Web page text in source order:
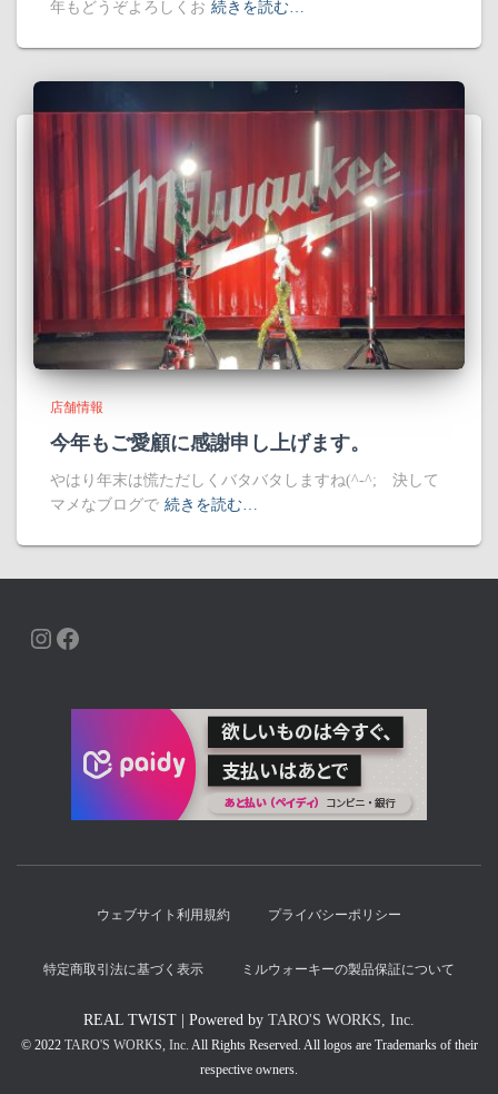
年もどうぞよろしくお 続きを読む…
店舗情報
今年もご愛顧に感謝申し上げます。
やはり年末は慌ただしくバタバタしますね(^-^; 決して
マメなブログで 続きを読む…
INSTAGRAM
ウェブサイト利用規約 プライバシーポリシー
特定商取引法に基づく表示 ミルウォーキーの製品保証について
REAL TWIST | Powered by TARO'S WORKS, Inc.
© 2022 TARO'S WORKS, Inc. All Rights Reserved. All logos are Trademarks of their
respective owners.